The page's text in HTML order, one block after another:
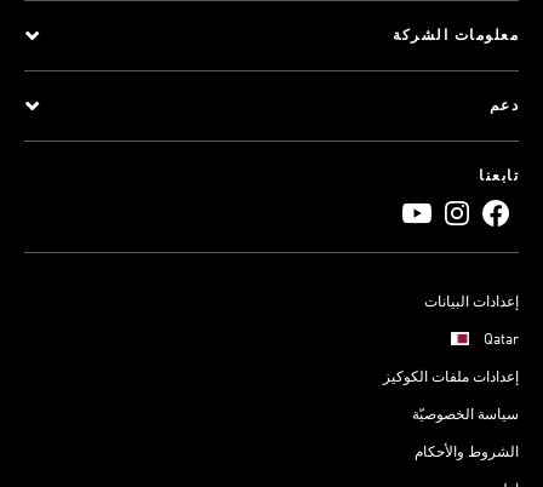
معلومات الشركة
دعم
تابعنا
إعدادات البيانات
Qatar
إعدادات ملفات الكوكيز
سياسة الخصوصيّة
الشروط والأحكام